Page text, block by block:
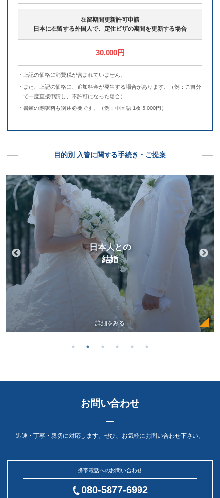
在留期間更新許可申請
日本に在留する外国人で、定住ビザの期間を更新する場合
30,000円
・上記の価格に消費税が含まれていません。
・また、上記の価格に、追加料金が発生する場合があります。（例：ご自分
で一度直接申請し、不許可になった場合）
・書類の翻訳料も別途必要です。（例：中国語 1枚 3,000円）
目的別 入管に関する手続き・ご提案
日本人との
結婚
詳細をみる
お問い合わせ
迅速・丁寧・親切に対応します。ぜひ、お気軽にお問い合わせ下さい。
携帯電話へのお問い合わせ
080-5877-6992